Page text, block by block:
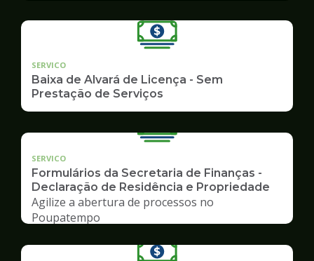
SERVICO
Baixa de Alvará de Licença - Sem
Prestação de Serviços
SERVICO
Formulários da Secretaria de Finanças -
Declaração de Residência e Propriedade
Agilize a abertura de processos no
Poupatempo